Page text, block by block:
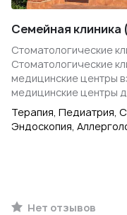
Семейная
Стоматологические
Стоматологические
медицинские центры
медицинские центры
Терапия, Педиатрия,
Эндоскопия,
Нет отзывов